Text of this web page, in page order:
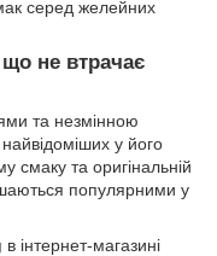
серед желейних
не втрачає
та незмінною
у його
смаку та оригінальній
популярними у
в інтернет-магазині